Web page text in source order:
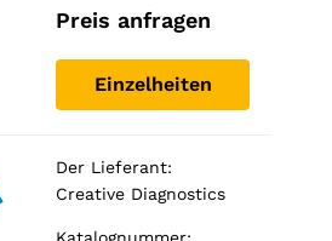
Preis anfragen
Einzelheiten
Der Lieferant:
Creative Diagnostics